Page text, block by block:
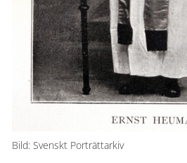
Bild: Svenskt Porträttarkiv